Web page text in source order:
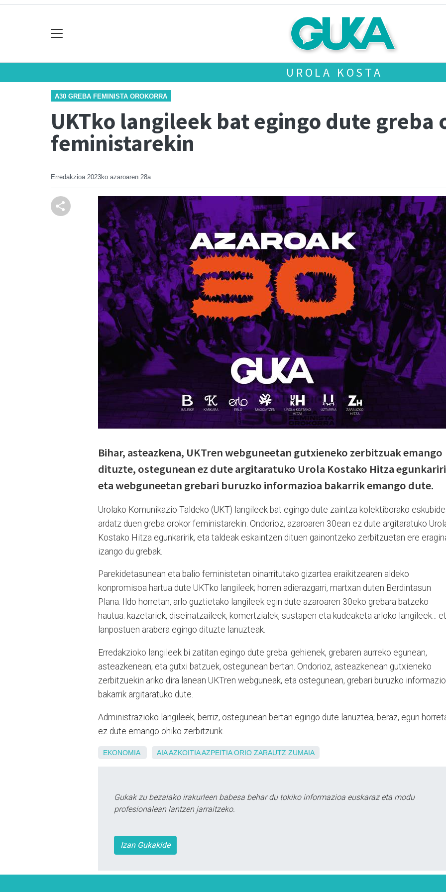
UROLA KOSTA
A30 GREBA FEMINISTA OROKORRA
UKTko langileek bat egingo dute greba
feministarekin
Erredakzioa 2023ko azaroaren 28a
Bihar, asteazkena, UKTren webguneetan gutxieneko zerbitzuak emango
dituzte, ostegunean ez dute argitaratuko Urola Kostako Hitza
eta webguneetan grebari buruzko informazioa bakarrik emango dute.
Urolako Komunikazio Taldeko (UKT) langileek bat egingo dute zaintza kolektiborako
ardatz duen greba orokor feministarekin. Ondorioz, azaroaren 30ean ez dute argitaratuko
Kostako Hitza egunkaririk, eta taldeak eskaintzen dituen gainontzeko zerbitzuetan ere
izango du grebak.
Parekidetasunean eta balio feministetan oinarritutako gizartea eraikitzearen aldeko
konpromisoa hartua dute UKTko langileek; horren adierazgarri, martxan duten Berdintasun
Plana. Ildo horretan, arlo guztietako langileek egin dute azaroaren 30eko grebara batzeko
hautua: kazetariek, diseinatzaileek, komertzialek, sustapen eta kudeaketa arloko langileek...
lanpostuen arabera egingo dituzte lanuzteak.
Erredakzioko langileek bi zatitan egingo dute greba: gehienek, grebaren aurreko egunean,
asteazkenean; eta gutxi batzuek, ostegunean bertan. Ondorioz, asteazkenean gutxieneko
zerbitzuekin ariko dira lanean UKTren webguneak, eta ostegunean, grebari buruzko
bakarrik argitaratuko dute.
Administrazioko langileek, berriz, ostegunean bertan egingo dute lanuztea; beraz, egun
ez dute emango ohiko zerbitzurik.
EKONOMIA AIAAZKOITIAAZPEITIA ORIO ZARAUTZ ZUMAIA
Gukak zu bezalako irakurleen babesa behar du tokiko informazioa euskaraz eta modu
profesionalean lantzen jarraitzeko.
Izan Gukakide